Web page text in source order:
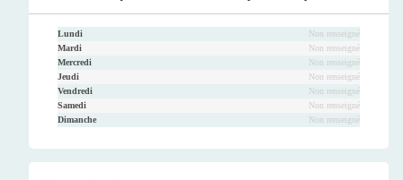
Lundi
Non renseigné
Mardi
Non renseigné
Mercredi
Non renseigné
Jeudi
Non renseigné
Vendredi
Non renseigné
Samedi
Non renseigné
Dimanche
Non renseigné